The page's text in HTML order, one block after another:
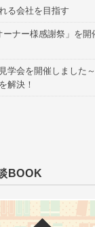
る会社を目指す
ナー様感謝祭」を開
学会を開催しました
解決！
BOOK